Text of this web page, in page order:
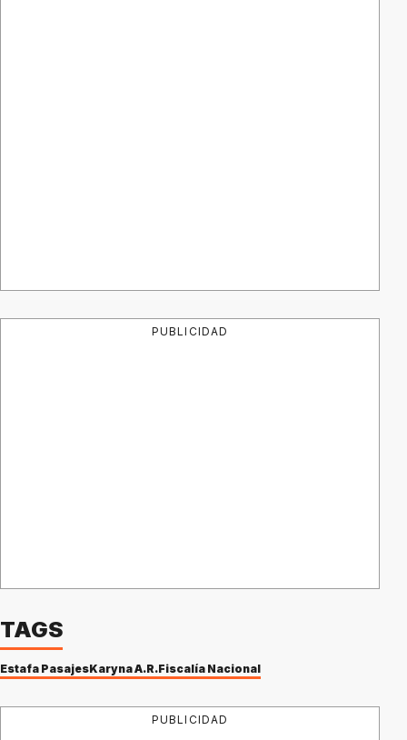
PUBLICIDAD
TAGS
Estafa PasajesKaryna A.R.Fiscalía Nacional
PUBLICIDAD